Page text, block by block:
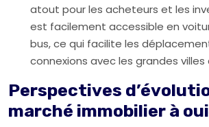
atout pour les acheteurs et les
est facilement accessible en
bus, ce qui facilite les
connexions avec les grandes villes
Perspectives
marché immobilier à